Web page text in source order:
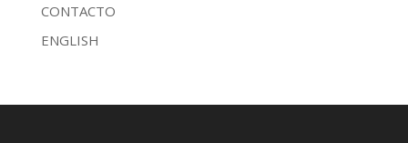
CONTACTO
ENGLISH